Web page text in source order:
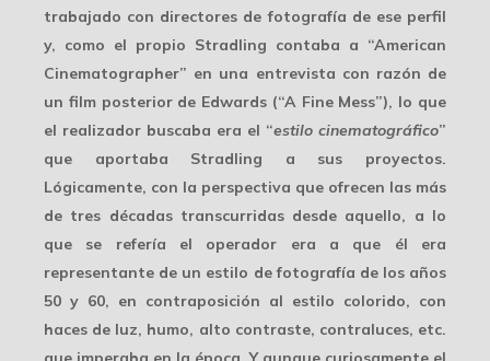
trabajado con directores de fotografía de ese perfil
y, como el propio Stradling contaba a “American
Cinematographer” en una entrevista con razón de
un film posterior de Edwards (“A Fine Mess”), lo que
el realizador buscaba era el “estilo cinematográfico”
que aportaba Stradling a sus proyectos.
Lógicamente, con la perspectiva que ofrecen las más
de tres décadas transcurridas desde aquello, a lo
que se refería el operador era a que él era
representante de un estilo de fotografía de los años
50 y 60, en contraposición al estilo colorido, con
haces de luz, humo, alto contraste, contraluces, etc.